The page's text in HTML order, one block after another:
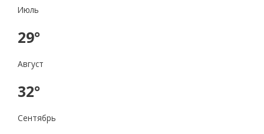
Июль
29°
Август
32°
Сентябрь